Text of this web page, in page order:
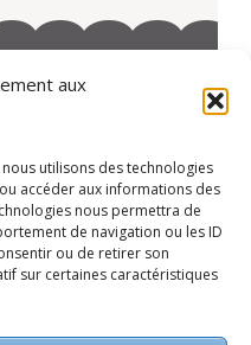
aux
utilisons des technologies
accéder aux informations des
nous permettra de
de navigation ou les ID
ou de retirer son
sur certaines caractéristiques
à Marie-Blandine Sallé